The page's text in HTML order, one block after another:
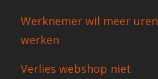
Werknemer wil meer uren
werken
Verlies webshop niet